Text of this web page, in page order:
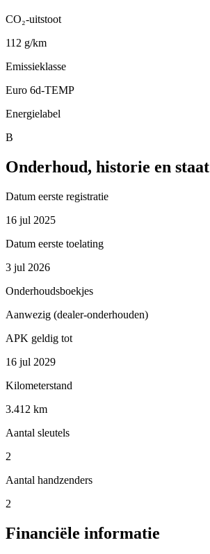
CO₂-uitstoot
112 g/km
Emissieklasse
Euro 6d-TEMP
Energielabel
B
Onderhoud, historie en staat
Datum eerste registratie
16 jul 2025
Datum eerste toelating
3 jul 2026
Onderhoudsboekjes
Aanwezig (dealer-onderhouden)
APK geldig tot
16 jul 2029
Kilometerstand
3.412 km
Aantal sleutels
2
Aantal handzenders
2
Financiële informatie